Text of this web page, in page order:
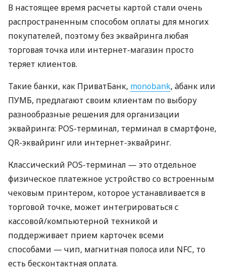
В настоящее время расчеты картой стали очень
распространенным способом оплаты для многих
покупателей, поэтому без эквайринга любая
торговая точка или интернет-магазин просто
теряет клиентов.
Такие банки, как ПриватБанк, monobank, àбанк или
ПУМБ, предлагают своим клиентам по выбору
разнообразные решения для организации
эквайринга: POS-терминал, терминал в смартфоне,
QR-эквайринг или интернет-эквайринг.
Классический POS-терминал — это отдельное
физическое платежное устройство со встроенным
чековым принтером, которое устанавливается в
торговой точке, может интегрироваться с
кассовой/компьютерной техникой и
поддерживает прием карточек всеми
способами — чип, магнитная полоса или NFC, то
есть бесконтактная оплата.